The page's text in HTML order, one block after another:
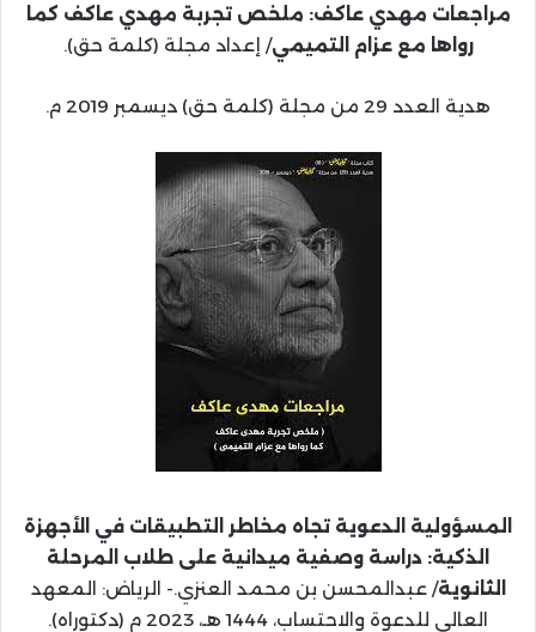
مراجعات مهدي عاكف: ملخص تجربة مهدي عاكف كما
رواها مع عزام التميمي/ إعداد مجلة (كلمة حق).
هدية العدد 29 من مجلة (كلمة حق) ديسمبر 2019 م.
المسؤولية الدعوية تجاه مخاطر التطبيقات في الأجهزة
الذكية: دراسة وصفية ميدانية على طلاب المرحلة
الثانوية/ عبدالمحسن بن محمد العنزي.- الرياض: المعهد
العالي للدعوة والاحتساب، 1444 هـ، 2023 م (دكتوراه).